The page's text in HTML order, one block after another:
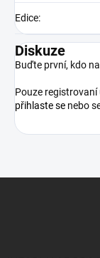
Edice:
Diskuze
Buďte první, kdo
Pouze
přihlaste se nebo